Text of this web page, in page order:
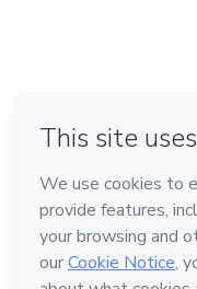
Feito com ❤ em Bogotá
Conheça a Hotmart